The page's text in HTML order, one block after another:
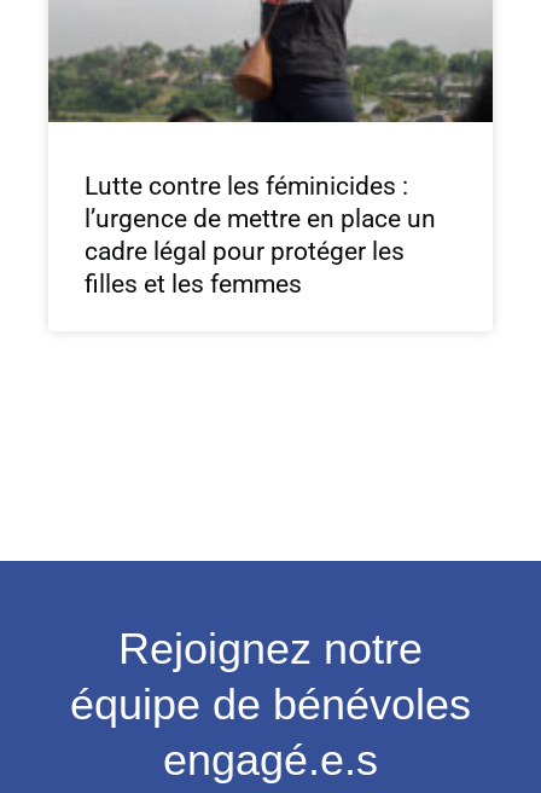
Lutte contre les féminicides :
l’urgence de mettre en place un
cadre légal pour protéger les
filles et les femmes
Rejoignez notre
équipe de bénévoles
engagé.e.s